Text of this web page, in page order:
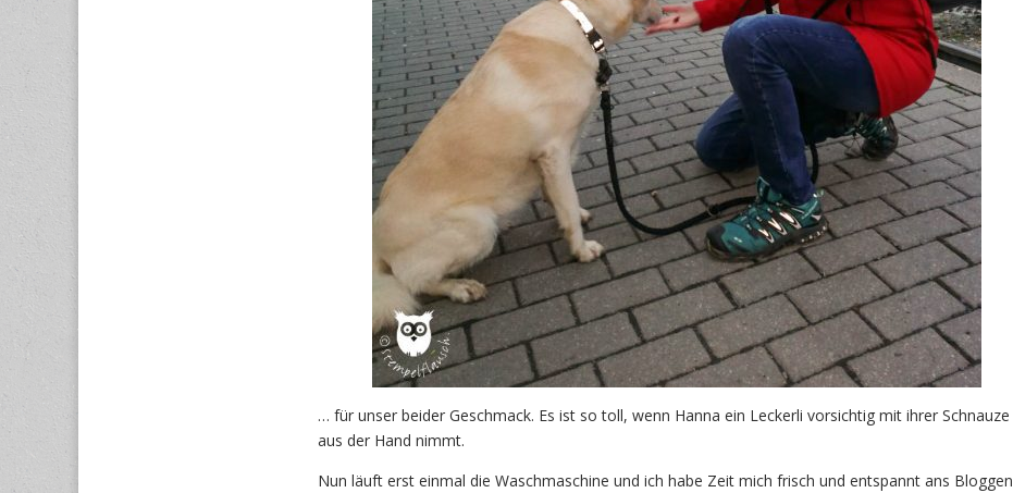
… für unser beider Geschmack. Es ist so toll, wenn Hanna ein Leckerli vorsichtig mit ihrer Schnauze
aus der Hand nimmt.
Nun läuft erst einmal die Waschmaschine und ich habe Zeit mich frisch und entspannt ans Bloggen